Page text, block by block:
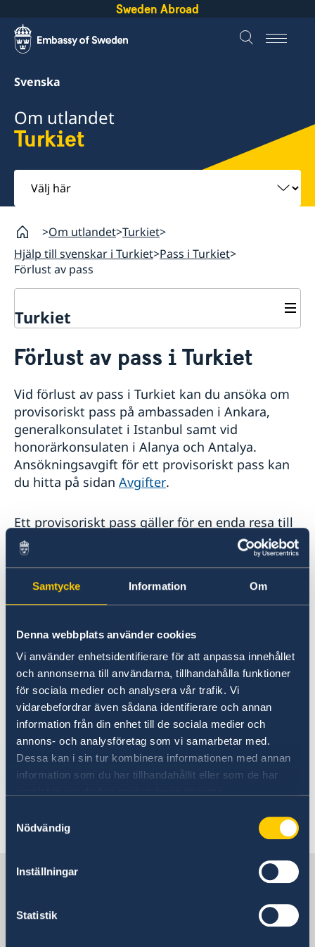
Samtycke Information Om
Denna webbplats använder cookies
Vi använder enhetsidentifierare för att anpassa innehållet
och annonserna till användarna, tillhandahålla funktioner
för sociala medier och analysera vår trafik. Vi
vidarebefordrar även sådana identifierare och annan
information från din enhet till de sociala medier och
annons- och analysföretag som vi samarbetar med.
Dessa kan i sin tur kombinera informationen med annan
information som du har tillhandahållit eller som de har
Nödvändig
Inställningar
Statistik
Sweden Abroad
Svenska
Om utlandet
Turkiet
Välj
här
Om utlandet Turkiet
Hjälp till svenskar i Turkiet Pass i Turkiet
Förlust av pass
Turkiet
Hjälp till svenskar i Turkiet
Pass i Turkiet
Förnyelse av pass för vuxna
Ansökan om pass för barn under 18 år
Samordningsnummer
Nationellt id-kort
Provisoriskt pass
Apostille
Avgifter
Hjälp kring medborgarskap
Registrera nyfödd utomlands
Akut hjälp
Om du blir sjuk eller råkar ut för en olycka
Gifta sig i Turkiet
Reseinformation
Reseinformation om Turkiet
Aktuella händelser
Allmänna säkerhetsläget
Terrorism
Naturförhållanden och katastrofer
Sociala Medier
In- och utresebestämmelser
Hälso- och sjukvård
Kriminalitet och personlig säkerhet
Försäkringsskydd
Jordbävningsberedskap i Turkiet – förhållningsregler
Utvecklingssamarbete
Openaid
Service för svenska företag
Anmäla handelshinder
Svenska företag i Turkiet
Handel med Turkiet
Förlust av pass i Turkiet
Vid förlust av pass i Turkiet kan du ansöka om
provisoriskt pass på ambassaden i Ankara,
generalkonsulatet i Istanbul samt vid
honorärkonsulaten i Alanya och Antalya.
Ansökningsavgift för ett provisoriskt pass kan
du hitta på sidan Avgifter.
Ett provisoriskt pass gäller för en enda resa till
Sverige och är tidsmässigt begränsat. Du
måste kunna visa upp en bokad biljett och
ansökan. Om passet är stulet eller förkommet
vänder du dig till turkisk polis för att göra en
polisanmälan. Polisrapporten tar du med dig
vid ansökan om provisoriskt pass. Du får även
underteckna en förlustanmälan vid
ansökningstillfället. Ditt stulna/förkomna pass
kan du spärra på
ambassaden/generalkonsulatet, alternativt
genom att ringa till svensk polis på +46-771 114
14 00. Giltig fotolegitimation ska uppvisas och
utfärdande av provisoriskt pass för barn under
iavgiftslistan.
Sverige i Turkiet
Sveriges ambassad &